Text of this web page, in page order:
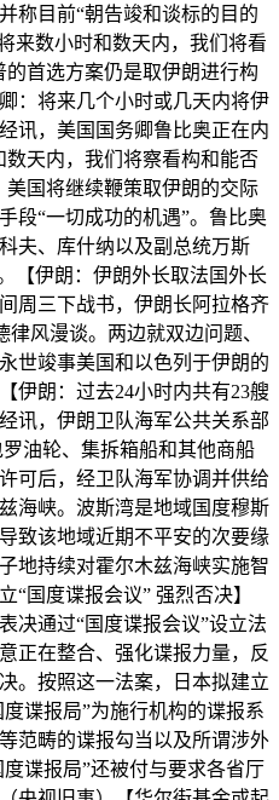
称目前“朝告竣和谈标的目的
来数小时和数天内，我们将看
首选方案仍是取伊朗进行构
：将来几个小时或几天内将伊
讯，美国国务卿鲁比奥正在内
天内，我们将察看构和能否
国将继续鞭策取伊朗的交际
段“一切成功的机遇”。鲁比奥
夫、库什纳以及副总统万斯
【伊朗：伊朗外长取法国外长
周三下战书，伊朗长阿拉格齐
风漫谈。两边就双边问题、
世竣事美国和以色列于伊朗的
伊朗：过去24小时内共有23艘
讯，伊朗卫队海军公共关系部
油轮、集拆箱船和其他商船
可后，经卫队海军协调并供给
海峡。波斯湾是地域国度穆斯
致该地域近期不平安的次要缘
地持续对霍尔木兹海峡实施智
“国度谍报会议” 强烈否决】
决通过“国度谍报会议”设立法
正在整合、强化谍报力量，反
。按照这一法案，日本拟建立
谍报局”为施行机构的谍报系
范畴的谍报勾当以及所谓涉外
谍报局”还被付与要求各省厅